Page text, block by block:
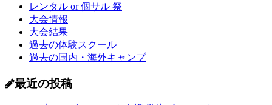
レンタル or 個サル 祭
大会情報
大会結果
過去の体験スクール
過去の国内・海外キャンプ
最近の投稿